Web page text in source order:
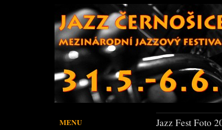
MENU Jazz Fest Foto